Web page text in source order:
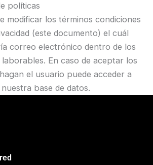
políticas
modificar los términos condiciones
(este documento) el cuál
correo electrónico dentro de los
laborables. En caso de aceptar los
el usuario puede acceder a
base de datos.